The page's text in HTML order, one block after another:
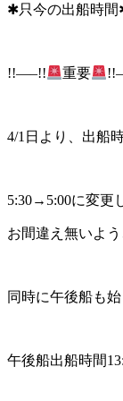
✱只今の出船時
!!—–!! 重要
4/1日より、出船
5:30→5:00に変更
お間違え無いよ
同時に午後船も
午後船出船時間